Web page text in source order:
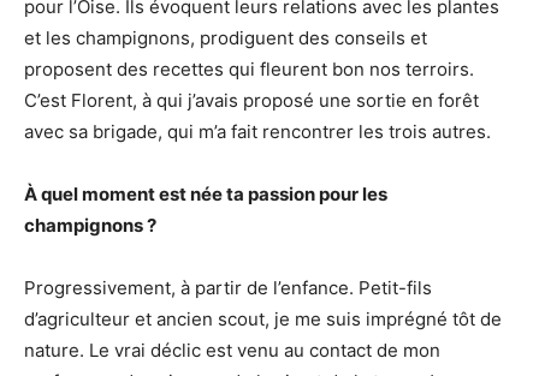
pour l’Oise. Ils évoquent leurs relations avec les plantes
et les champignons, prodiguent des conseils et
proposent des recettes qui fleurent bon nos terroirs.
C’est Florent, à qui j’avais proposé une sortie en forêt
avec sa brigade, qui m’a fait rencontrer les trois autres.
À quel moment est née ta passion pour les
champignons ?
Progressivement, à partir de l’enfance. Petit-fils
d’agriculteur et ancien scout, je me suis imprégné tôt de
nature. Le vrai déclic est venu au contact de mon